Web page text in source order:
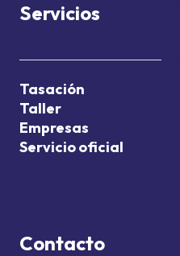
Servicios
Tasación
Taller
Empresas
Servicio oficial
Contacto